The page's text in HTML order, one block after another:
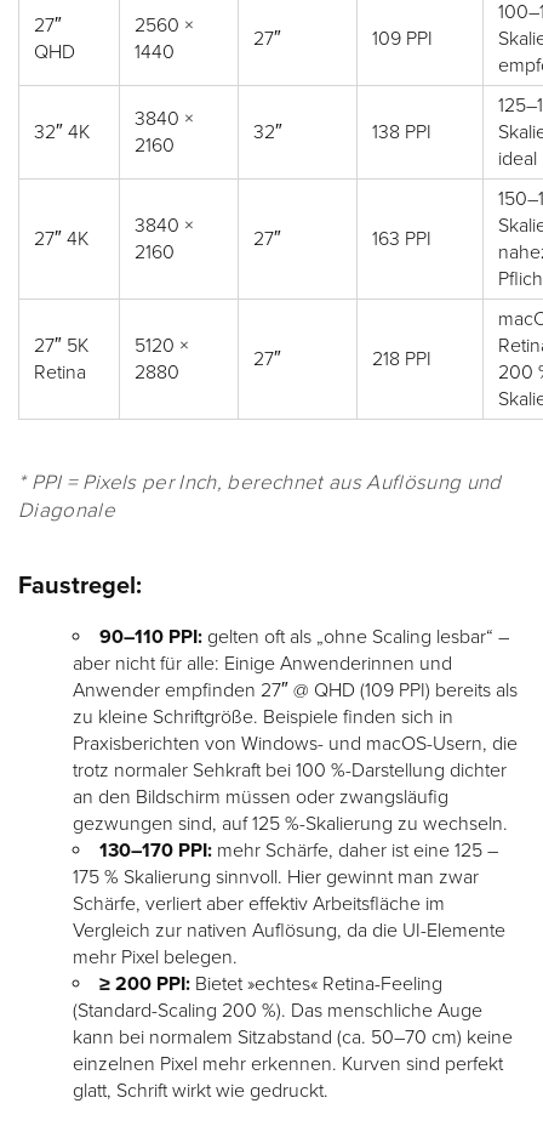
27″
QHD
2560 ×
1440
27″ 109 PPI
32″ 4K
3840 ×
2160
32″ 138 PPI
ideal
27″ 4K
3840 ×
2160
27″ 163 PPI
27″ 5K
Retina
5120 ×
2880
27″ 218 PPI
200
* PPI = Pixels per Inch, berechnet aus Auflösung und
Diagonale
Faustregel:
90–110 PPI: gelten oft als „ohne Scaling lesbar“ –
aber nicht für alle: Einige Anwenderinnen und
Anwender empfinden 27″ @ QHD (109 PPI) bereits als
zu kleine Schriftgröße. Beispiele finden sich in
Praxisberichten von Windows- und macOS-Usern, die
trotz normaler Sehkraft bei 100 %-Darstellung dichter
an den Bildschirm müssen oder zwangsläufig
gezwungen sind, auf 125 %-Skalierung zu wechseln.
130–170 PPI: mehr Schärfe, daher ist eine 125 –
175 % Skalierung sinnvoll. Hier gewinnt man zwar
Schärfe, verliert aber effektiv Arbeitsfläche im
Vergleich zur nativen Auflösung, da die UI-Elemente
mehr Pixel belegen.
≥ 200 PPI: Bietet »echtes« Retina-Feeling
(Standard-Scaling 200 %). Das menschliche Auge
kann bei normalem Sitzabstand (ca. 50–70 cm) keine
einzelnen Pixel mehr erkennen. Kurven sind perfekt
glatt, Schrift wirkt wie gedruckt.